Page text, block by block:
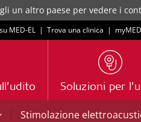
un altro paese per vedere i
MED-EL | Trova una clinica |
Soluzioni per
| Stimolazione